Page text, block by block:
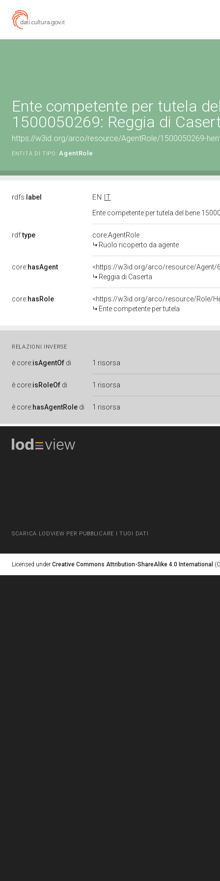
Ente competente per tutela
1500050269: Reggia di
https://w3id.org/arco/resource/AgentRole/1500050269-
ENTITÀ DI TIPO: AgentRole
rdfs: label EN
IT
Ente competente per tutela del bene
rdf:type
core:AgentRole
Ruolo ricoperto da agente
core:hasAgent
<https://w3id.org/arco/resource/Agent/
Reggia di Caserta
core:hasRole
<https://w3id.org/arco/resource/Role/
Ente competente per tutela
RELAZIONI INVERSE
è core:isAgentOf di 1 risorsa
è core:isRoleOf di 1 risorsa
è core:hasAgentRole di 1 risorsa
SCARICA LODVIEW PER PUBBLICARE I TUOI DATI
Licensed under Creative Commons Attribution-ShareAlike 4.0 International